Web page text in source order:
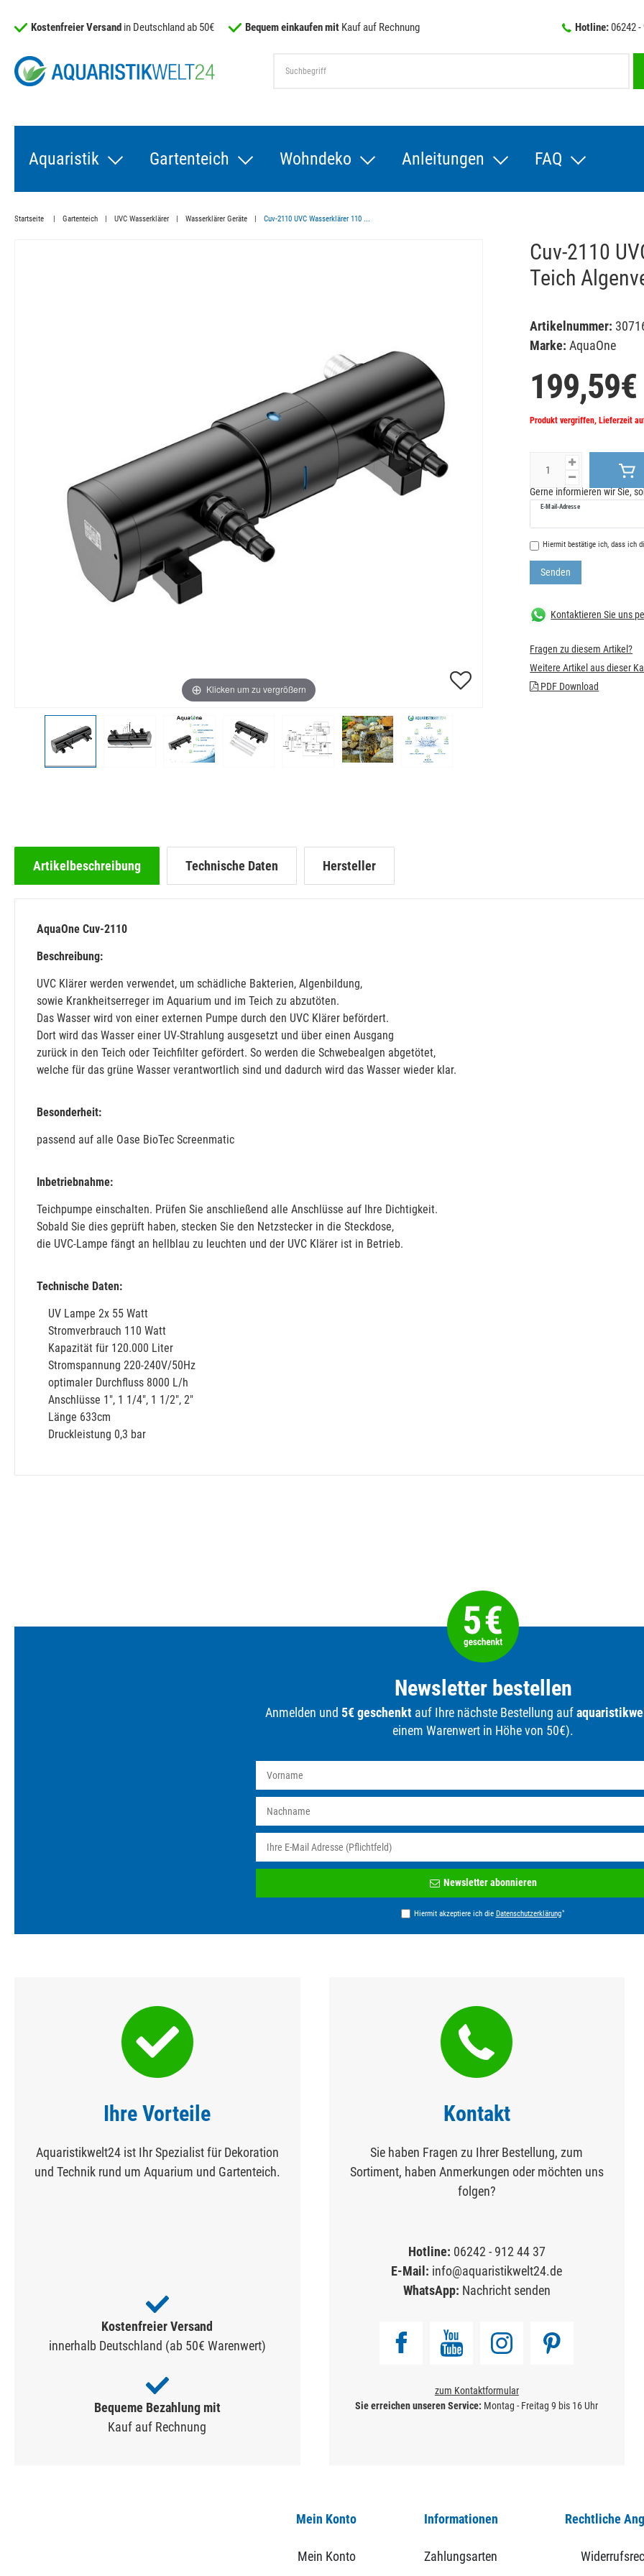
Kostenfreier Versand in Deutschland ab 50€ Bequem einkaufen mit Kauf auf Rechnung Hotline:06242 -
Aquaristik Gartenteich Wohndeko Anleitungen FAQ
Startseite Gartenteich UVC Wasserklärer Wasserklärer Geräte Cuv-2110 UVC Wasserklärer 110 ...
Klicken um zu vergrößern
Cuv-2110
Teich
Artikelnummer:
Marke: AquaOne
199,59€
Produkt vergriffen, Lieferzeit
Gerne informieren wir Sie,
E-Mail-Adresse
Hiermit bestätige ich, dass ich
Senden
Kontaktieren Sie uns
Fragen zu diesem Artikel?
Weitere Artikel aus dieser
PDF Download
Artikelbeschreibung Technische Daten Hersteller
AquaOne Cuv-2110
Beschreibung:
UVC Klärer werden verwendet, um schädliche Bakterien, Algenbildung,
sowie Krankheitserreger im Aquarium und im Teich zu abzutöten.
Das Wasser wird von einer externen Pumpe durch den UVC Klärer befördert.
Dort wird das Wasser einer UV-Strahlung ausgesetzt und über einen Ausgang
zurück in den Teich oder Teichfilter gefördert. So werden die Schwebealgen abgetötet,
welche für das grüne Wasser verantwortlich sind und dadurch wird das Wasser wieder klar.
Besonderheit:
passend auf alle Oase BioTec Screenmatic
Inbetriebnahme:
Teichpumpe einschalten. Prüfen Sie anschließend alle Anschlüsse auf Ihre Dichtigkeit.
Sobald Sie dies geprüft haben, stecken Sie den Netzstecker in die Steckdose,
die UVC-Lampe fängt an hellblau zu leuchten und der UVC Klärer ist in Betrieb.
Technische Daten:
UV Lampe 2x 55 Watt
Stromverbrauch 110 Watt
Kapazität für 120.000 Liter
Stromspannung 220-240V/50Hz
optimaler Durchfluss 8000 L/h
Anschlüsse 1", 1 1/4", 1 1/2", 2"
Länge 633cm
Druckleistung 0,3 bar
Newsletter bestellen
Anmelden und 5€ geschenkt auf Ihre nächste Bestellung auf
einem Warenwert in Höhe von 50€).
Newsletter abonnieren
Hiermit akzeptiere ich die Daten­schutz­erklärung*
Ihre Vorteile
Aquaristikwelt24 ist Ihr Spezialist für Dekoration
und Technik rund um Aquarium und Gartenteich.
Kostenfreier Versand
innerhalb Deutschland (ab 50€ Warenwert)
Bequeme Bezahlung mit
Kauf auf Rechnung
Kontakt
Sie haben Fragen zu Ihrer Bestellung, zum
Sortiment, haben Anmerkungen oder möchten uns
folgen?
Hotline: 06242 - 912 44 37
E-Mail: info@aquaristikwelt24.de
WhatsApp: Nachricht senden
zum Kontaktformular
Sie erreichen unseren Service: Montag - Freitag 9 bis 16 Uhr
Mein Konto
Mein Konto
Informationen
Zahlungsarten
Rechtliche